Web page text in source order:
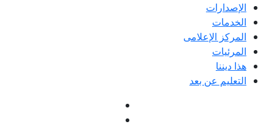
الإصدارات
الخدمات
المركز الإعلامى
المرئيات
هذا ديننا
التعليم عن بعد